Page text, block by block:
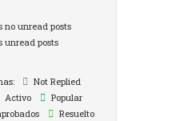
no unread posts
unread posts
Not Replied
Activo
Popular
Resuelto